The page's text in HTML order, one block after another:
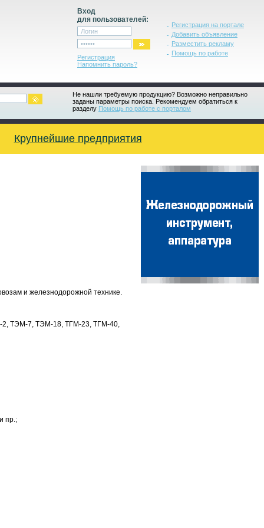
Вход
для пользователей:
Регистрация
Напомнить пароль?
Регистрация на портале
Добавить объявление
Разместить рекламу
Помощь по работе
Не нашли требуемую продукцию? Возможно неправильно
заданы параметры поиска. Рекомендуем обратиться к
разделу Помощь по работе с порталом
Крупнейшие предприятия
и железнодорожной технике.
2, ТЭМ-7, ТЭМ-18, ТГМ-23, ТГМ-40,
пр.;